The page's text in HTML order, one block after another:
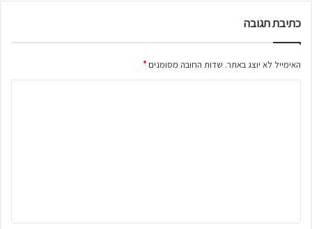
כתיבת תגובה
האימייל לא יוצג באתר. שדות החובה מסומנים *